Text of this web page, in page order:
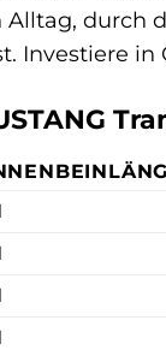
durch
Investiere in